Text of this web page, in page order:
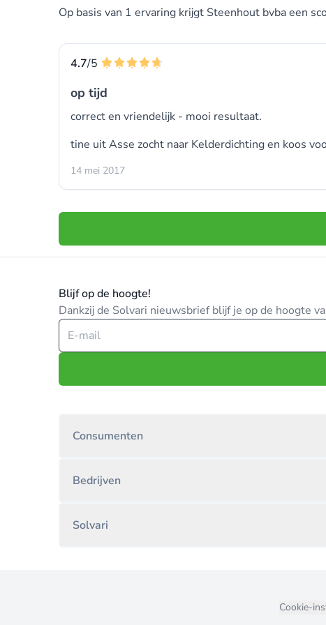
Op basis van 1 ervaring krijgt Steenhout bvba een
4.7/5
op tijd
correct en vriendelijk - mooi resultaat.
tine uit Asse zocht naar Kelderdichtingen koos
14 mei 2017
Blijf op de hoogte!
Dankzij de Solvari nieuwsbrief blijf je op de hoogte
Consumenten
Bedrijven
Solvari
Cookie-